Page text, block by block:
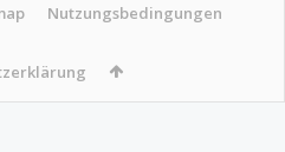
Nutzungsbedingungen